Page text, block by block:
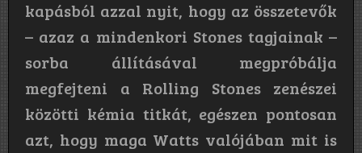
kapásból azzal nyit, hogy az összetevők
– azaz a mindenkori Stones tagjainak –
sorba állításával megpróbálja
megfejteni a Rolling Stones zenészei
közötti kémia titkát, egészen pontosan
azt, hogy maga Watts valójában mit is